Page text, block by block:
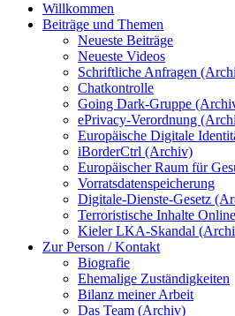
Willkommen
Beiträge und Themen
Neueste Beiträge
Neueste Videos
Schriftliche Anfragen
Chatkontrolle
Going Dark-Gruppe
ePrivacy-Verordnung
Europäische Digitale
iBorderCtrl (Archiv)
Europäischer Raum für
Vorratsdatenspeicherung
Digitale-Dienste-Gesetz
Terroristische Inhalte
Kieler LKA-Skandal
Zur Person / Kontakt
Biografie
Ehemalige Zuständigkeiten
Bilanz meiner Arbeit
Das Team (Archiv)